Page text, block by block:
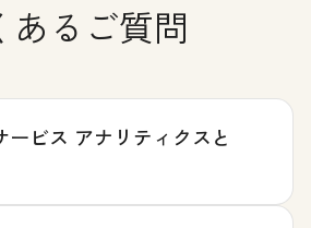
あるご質問
ービス アナリティクスと